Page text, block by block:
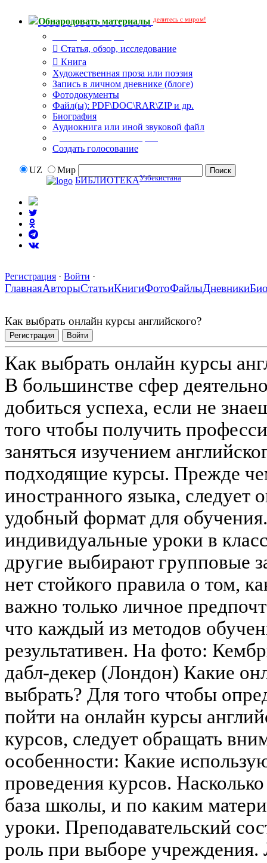
Обнародовать материалы делитесь с миром!
Статья, обзор, исследование
Книга
Художественная проза или поэзия
Запись в личном дневнике (блоге)
Фотодокументы
Файл(ы): PDF\DOC\RAR\ZIP и др.
Биография
Аудиокнига или иной звуковой файл
Создать голосование
UZ
Мир
БИБЛИОТЕКАУзбекистана
Регистрация · Войти ·
ГлавнаяАвторыСтатьиКнигиФотоФайлыДневники
Как выбрать онлайн курсы английского?
Регистрация Войти
Как выбрать онлайн курсы
В большинстве сфер
добиться успеха, если не
того чтобы получить
заняться изучением
подходящие курсы. Прежде
иностранного языка, следует
удобный формат для
индивидуальные уроки в
другие выбирают групповые
нет стойкого правила о том,
важно только личное
что каждый из методов
результативен. На фото:
дабл-декер (Лондон) Какие
выбрать? Для того чтобы
пойти на онлайн курсы
курсов, следует обращать
особенности: Какие
проведения курсов.
база школы, и по каким
уроки. Преподавательский
роль при выборе учреждения.